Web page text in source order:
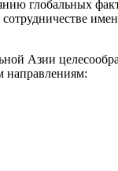
глобальных
Азии
направлениям: